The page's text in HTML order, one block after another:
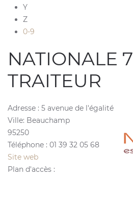
Y
Z
0-9
NATIONALE 7
TRAITEUR
Adresse : 5 avenue de l'égalité
Ville: Beauchamp
95250
Téléphone : 01 39 32 05 68
Site web
Plan d'accès :